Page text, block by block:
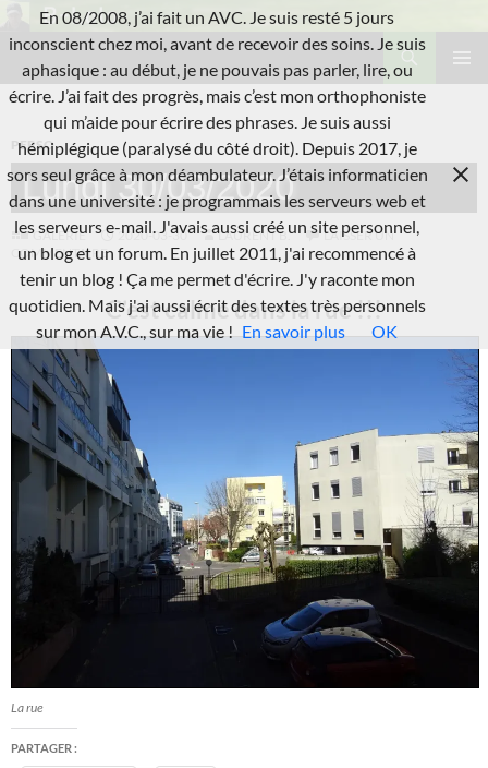
au
contenu
L'A.V.C.
Recherche
PERSO
Lundi 30/03/2020
GALERIE 2020-03-30 LAURENT B.
LAISSER UN
COMMENTAIRE
C’est calme dans la rue !!!
La rue
PARTAGER :
En 08/2008, j’ai fait un AVC. Je suis resté 5 jours
inconscient chez moi, avant de recevoir des soins. Je suis
aphasique : au début, je ne pouvais pas parler, lire, ou
écrire. J’ai fait des progrès, mais c’est mon orthophoniste
qui m’aide pour écrire des phrases. Je suis aussi
hémiplégique (paralysé du côté droit). Depuis 2017, je
sors seul grâce à mon déambulateur. J’étais informaticien
dans une université : je programmais les serveurs web et
les serveurs e-mail. J'avais aussi créé un site personnel,
un blog et un forum. En juillet 2011, j'ai recommencé à
tenir un blog ! Ça me permet d'écrire. J'y raconte mon
quotidien. Mais j'ai aussi écrit des textes très personnels
sur mon A.V.C., sur ma vie ! En savoir plus OK